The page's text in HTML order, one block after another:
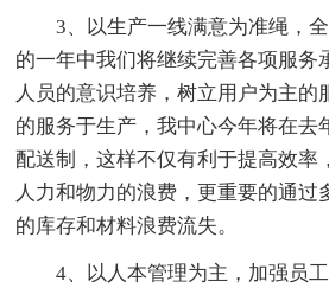
3、以生产一线满意为准绳，全
的一年中我们将继续完善各项服务
人员的意识培养，树立用户为主的
的服务于生产，我中心今年将在去
配送制，这样不仅有利于提高效率
人力和物力的浪费，更重要的通过
的库存和材料浪费流失。
4、以人本管理为主，加强员工